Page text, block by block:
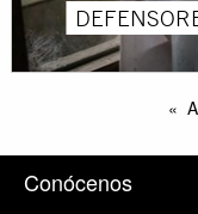
Conócenos